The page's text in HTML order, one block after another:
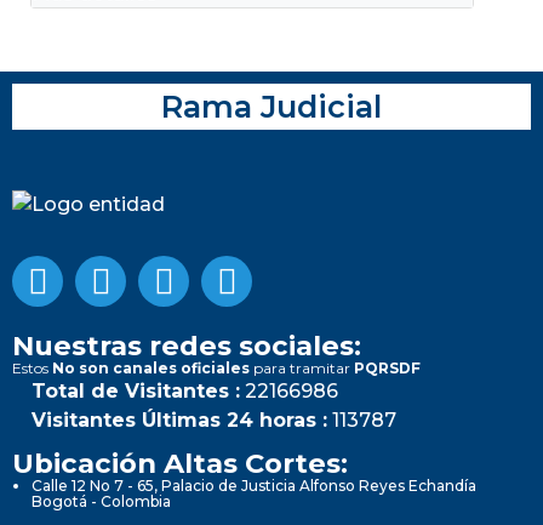
Rama Judicial
Nuestras redes sociales:
Estos No son canales oficiales para tramitar PQRSDF
Total de Visitantes : 22166986
Visitantes Últimas 24 horas : 113787
Ubicación Altas Cortes:
Calle 12 No 7 - 65, Palacio de Justicia Alfonso Reyes Echandía
Bogotá - Colombia